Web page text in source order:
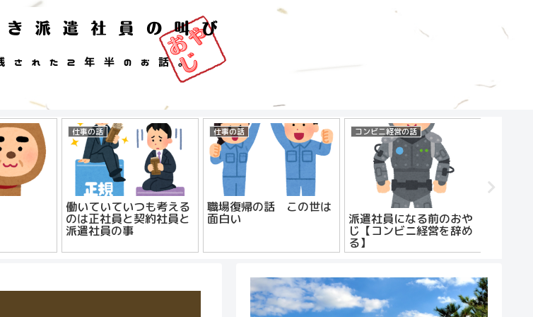
仕事の話
働いていていつも考える
のは正社員と契約社員と
派遣社員の事
仕事の話
職場復帰の話 この世は
面白い
コンビニ経営の話
派遣社員になる前のおや
じ【コンビニ経営を辞め
る】